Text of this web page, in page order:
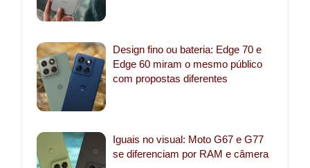
Design fino ou bateria: Edge 70 e
Edge 60 miram o mesmo público
com propostas diferentes
Iguais no visual: Moto G67 e G77
se diferenciam por RAM e câmera